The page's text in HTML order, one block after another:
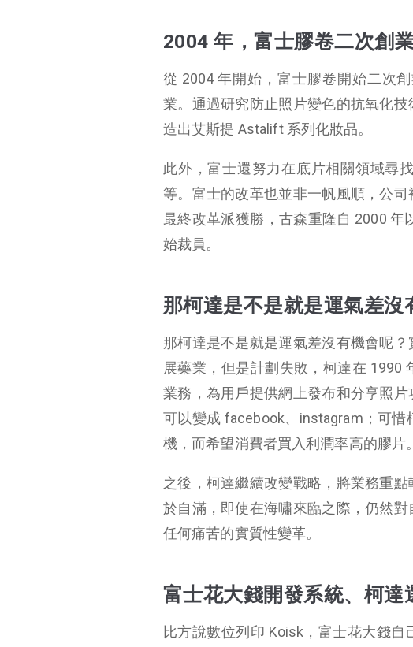
2004 年，富士膠卷二次創
從 2004 年開始，富士膠卷開始二次
業。通過研究防止照片變色的抗氧化
造出艾斯提 Astalift 系列化妝品。
此外，富士還努力在底片相關領域尋
等。富士的改革也並非一帆風順，公
最終改革派獲勝，古森重隆自 2000 年
始裁員。
那柯達是不是就是運氣差沒
那柯達是不是就是運氣差沒有機會呢
展藥業，但是計劃失敗，柯達在 1990
業務，為用戶提供網上發布和分享照
可以變成 facebook、instagram；可
機，而希望消費者買入利潤率高的膠片。
之後，柯達繼續改變戰略，將業務重
於自滿，即使在海嘯來臨之際，仍然
任何痛苦的實質性變革。
富士花大錢開發系統、柯達
比方說數位列印 Koisk，富士花大錢